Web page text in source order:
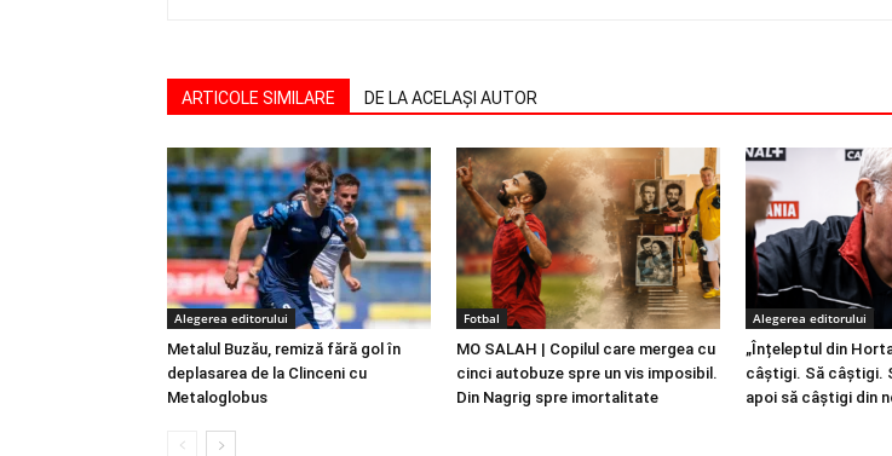
ARTICOLE SIMILARE DE LA ACELAȘI AUTOR
Alegerea editorului
Metalul Buzău, remiză fără gol în
deplasarea de la Clinceni cu
Metaloglobus
Fotbal
MO SALAH | Copilul care mergea cu
cinci autobuze spre un vis imposibil.
Din Nagrig spre imortalitate
Alegerea editorului
„Înțeleptul din
câștigi. Să câștigi.
apoi să câștigi din